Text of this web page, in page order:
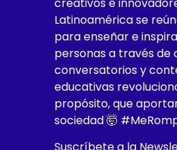
creativos e
Latinoamérica se
para enseñar e
personas a través de
conversatorios y
educativas
propósito, que
sociedad 🤯
Suscríbete a la